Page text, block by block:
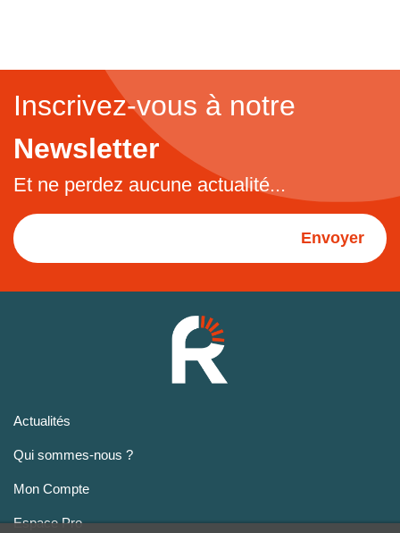
Inscrivez-vous à notre
Newsletter
Et ne perdez aucune actualité...
Envoyer
Actualités
Qui sommes-nous ?
Mon Compte
Espace Pro